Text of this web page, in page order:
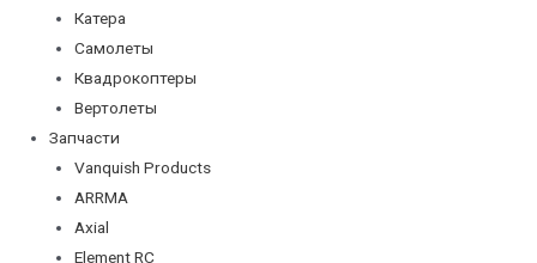
Катера
Самолеты
Квадрокоптеры
Вертолеты
Запчасти
Vanquish Products
ARRMA
Axial
Element RC